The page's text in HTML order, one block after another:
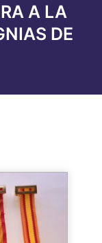
A LA
DE